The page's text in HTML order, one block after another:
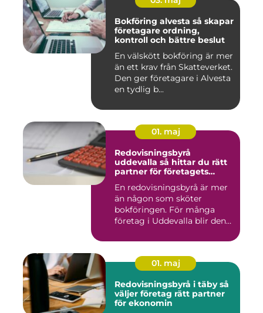
Bokföring alvesta så skapar
företagare ordning,
kontroll och bättre beslut
En välskött bokföring är mer
än ett krav från Skatteverket.
Den ger företagare i Alvesta
en tydlig b...
01. maj
Redovisningsbyrå
uddevalla så hittar du rätt
partner för företagets
En redovisningsbyrå är mer
än någon som sköter
bokföringen. För många
företag i Uddevalla blir den
01. maj
Redovisningsbyrå i täby så
väljer företag rätt partner
för ekonomin